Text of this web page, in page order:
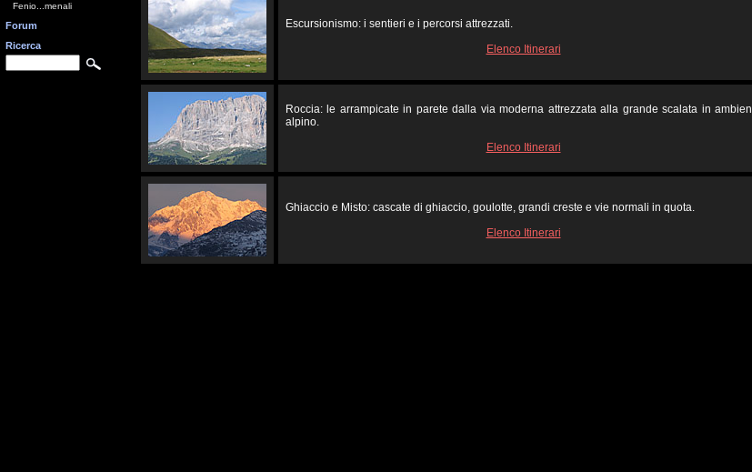
Fenio...menali
Forum
Ricerca
Escursionismo: i sentieri e i percorsi attrezzati.
Elenco Itinerari
Roccia: le arrampicate in parete dalla via moderna attrezzata alla grande scalata in
alpino.
Elenco Itinerari
Ghiaccio e Misto: cascate di ghiaccio, goulotte, grandi creste e vie normali in quota.
Elenco Itinerari